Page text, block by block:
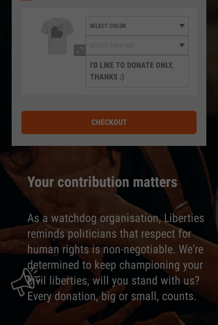
Your contribution matters
As a watchdog organisation, Liberties
reminds politicians that respect for
human rights is non-negotiable. We're
determined to keep championing your
civil liberties, will you stand with us?
Every donation, big or small, counts.
I'D LIKE TO DONATE ONLY,
THANKS :)
CHECKOUT